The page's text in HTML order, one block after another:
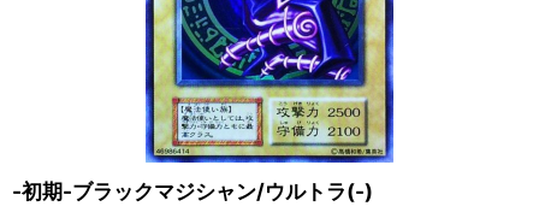
-初期-ブラックマジシャン/ウルトラ(-)